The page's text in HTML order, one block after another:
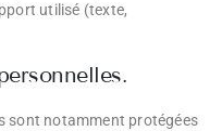
utilisé (texte,
sont notamment protégées